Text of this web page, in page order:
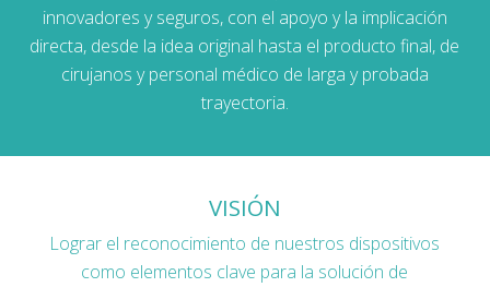
innovadores y seguros, con el apoyo y la implicación
directa, desde la idea original hasta el producto final, de
cirujanos y personal médico de larga y probada
trayectoria.
VISIÓN
Lograr el reconocimiento de nuestros dispositivos
como elementos clave para la solución de